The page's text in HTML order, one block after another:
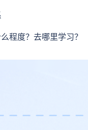
程度？去哪里学习？